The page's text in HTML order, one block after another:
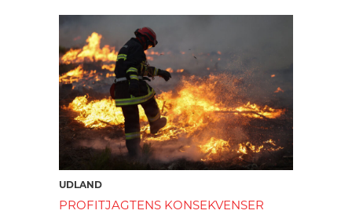
UDLAND
PROFITJAGTENS KONSEKVENSER